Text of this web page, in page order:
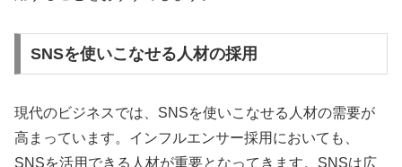
SNSを使いこなせる人材の採用
現代のビジネスでは、SNSを使いこなせる人材の需要が
高まっています。インフルエンサー採用においても、
SNSを活用できる人材が重要となってきます。SNSは広